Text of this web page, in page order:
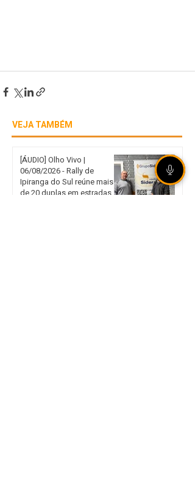
VEJA TAMBÉM
[ÁUDIO] Olho Vivo |
06/08/2026 - Rally de
Ipiranga do Sul reúne mais
de 20 duplas em estradas